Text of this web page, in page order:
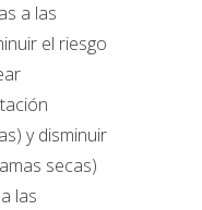
a las
el riesgo
y disminuir
secas)
las